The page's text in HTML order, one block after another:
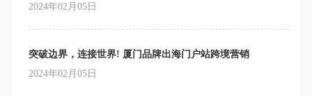
2024年02月05日
突破边界，连接世界! 厦门品牌出海门户站跨境营销
2024年02月05日